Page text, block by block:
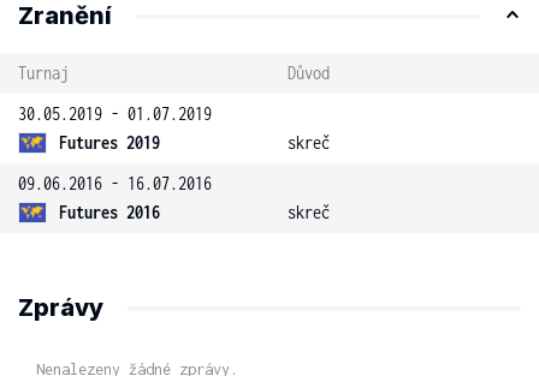
Zranění
Turnaj
Důvod
30.05.2019 - 01.07.2019
Futures 2019
skreč
09.06.2016 - 16.07.2016
Futures 2016
skreč
Zprávy
Nenalezeny žádné zprávy.